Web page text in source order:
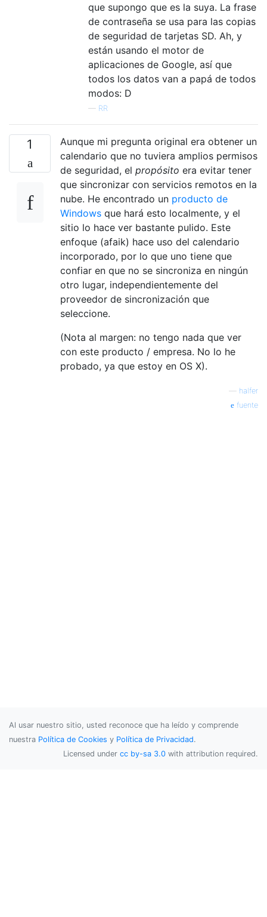
que supongo que es la suya. La frase
de contraseña se usa para las copias
de seguridad de tarjetas SD. Ah, y
están usando el motor de
aplicaciones de Google, así que
todos los datos van a papá de todos
modos: D
— RR
1
Aunque mi pregunta original era obtener un
calendario que no tuviera amplios permisos
de seguridad, el propósito era evitar tener
que sincronizar con servicios remotos en la
nube. He encontrado un producto de
Windows que hará esto localmente, y el
sitio lo hace ver bastante pulido. Este
enfoque (afaik) hace uso del calendario
incorporado, por lo que uno tiene que
confiar en que no se sincroniza en ningún
otro lugar, independientemente del
proveedor de sincronización que
seleccione.
(Nota al margen: no tengo nada que ver
con este producto / empresa. No lo he
probado, ya que estoy en OS X).
halfer
fuente
Al usar nuestro sitio, usted reconoce que ha leído y comprende
nuestra Política de Cookies y Política de Privacidad.
Licensed under cc by-sa 3.0 with attribution required.